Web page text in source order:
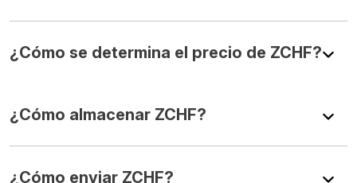
¿Cómo se determina el precio de ZCHF?
¿Cómo almacenar ZCHF?
¿Cómo enviar ZCHF?